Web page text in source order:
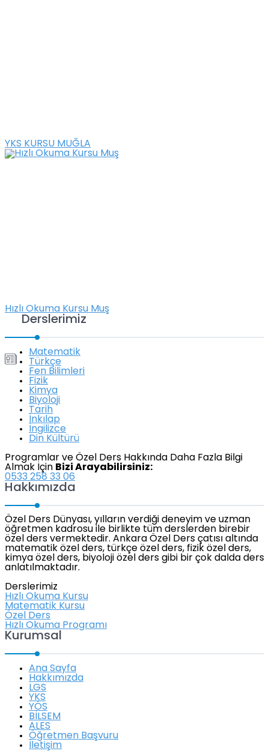
YKS KURSU MUĞLA
Hızlı Okuma Kursu Muş
Derslerimiz
Matematik
Türkçe
Fen Bilimleri
Fizik
Kimya
Biyoloji
Tarih
İnkılap
İngilizce
Din Kültürü
Programlar ve Özel Ders Hakkında Daha Fazla Bilgi
Almak İçin Bizi Arayabilirsiniz:
0533 258 33 06
Hakkımızda
Özel Ders Dünyası, yılların verdiği deneyim ve uzman
öğretmen kadrosu ile birlikte tüm derslerden birebir
özel ders vermektedir. Ankara Özel Ders çatısı altında
matematik özel ders, türkçe özel ders, fizik özel ders,
kimya özel ders, biyoloji özel ders gibi bir çok dalda ders
anlatılmaktadır.
Derslerimiz
Hızlı Okuma Kursu
Matematik Kursu
Özel Ders
Hızlı Okuma Programı
Kurumsal
Ana Sayfa
Hakkımızda
LGS
YKS
YÖS
BİLSEM
ALES
Öğretmen Başvuru
İletişim